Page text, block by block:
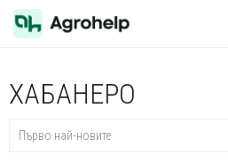
ХАБАНЕРО
Първо най-новите